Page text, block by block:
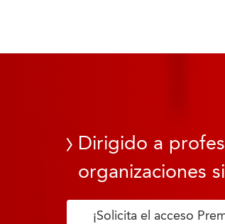
Dirigido a
organizaciones
¡Solicita el acceso